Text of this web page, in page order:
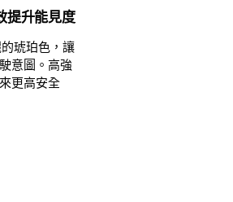
提升能見度
琥珀色，讓
意圖。高強
更高安全